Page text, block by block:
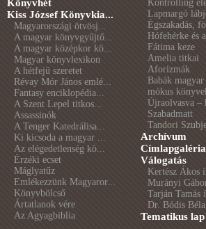
Könyvhét
Kiss József Könyvkia...
Magyarországi ötvösj...
A magyar könyvgyűjtő...
A magyar középkor kö...
Magyar könyvlexikon
A hétfejű szeretet
Révay Mór János emlé...
Fantasy enciklopédia...
A Szent Lepel titkos...
Assassinók
A Tenger Katedrálisa...
Ki kicsoda a magyar ...
Az elégedetlenség kö...
Érzéki ecset
Máglyatűz
Emlékezzünk Magyaror...
Könyvbölcső
Ártatlanok vére
Az Agyagbiblia
Kontrolling
Lapmargó
Égszakadás,
Hófehérke és
Fátima keze
Amelia titkai
Aforizmák
Babák
mókus
Újraolvasva –
Szabadmatt
Tandori
Archívum
Címlapgaléria
Válogatás
Kertész Ákos
Murányi
Tarján Tamás
Dr. Bódis
Tematikus lap